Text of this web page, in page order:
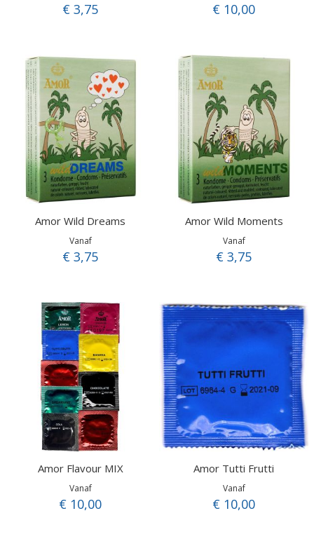
€ 3,75 € 10,00
Amor Wild Dreams
Vanaf
€ 3,75
Amor Wild Moments
Vanaf
€ 3,75
Amor Flavour MIX
Vanaf
€ 10,00
Amor Tutti Frutti
Vanaf
€ 10,00